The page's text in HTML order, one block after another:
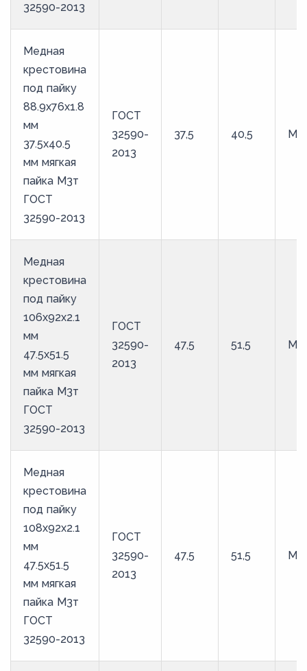
32590-2013
Медная
крестовина
под пайку
88.9х76х1.8
мм
37.5х40.5
мм мягкая
пайка М3т
ГОСТ
32590-2013
ГОСТ
32590-
2013
37,5 40,5
Медная
крестовина
под пайку
106х92х2.1
мм
47.5х51.5
мм мягкая
пайка М3т
ГОСТ
32590-2013
ГОСТ
32590-
2013
47,5 51,5
Медная
крестовина
под пайку
108х92х2.1
мм
47.5х51.5
мм мягкая
пайка М3т
ГОСТ
32590-2013
ГОСТ
32590-
2013
47,5 51,5